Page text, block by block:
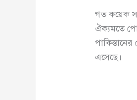
গত কয়েক
ঐক্যমতে
এসেছে।